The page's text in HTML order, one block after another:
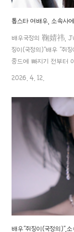
배우국정의 鞠婧祎,
징이(국정의)"배우 "
중드에 빠지기 전부터
인형처럼 예쁘게 생겨
당해! 배우"국정의 (쥐
우"쥐징이(국정의)",소
억 5천만 위안 폭풍
인형처럼 예쁜 배우 "
Jing yi, Cecily 제가
2026. 4. 12.